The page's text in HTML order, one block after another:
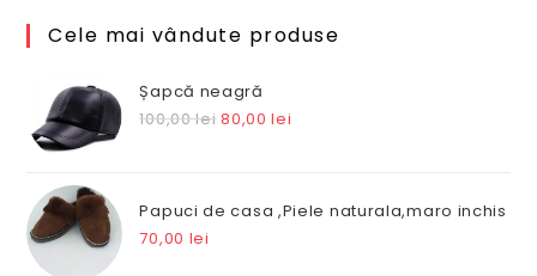
Cele mai vândute produse
Șapcă neagră
100,00lei Prețul
fost:
80,00lei
80,00 lei.
Papuci de casa ,Piele naturala,maro inchis
70,00 lei